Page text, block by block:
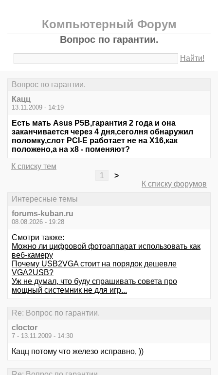
Компьютерный Форум
Вопрос по гарантии.
Найти!
Вопрос по гарантии.
Кацц
13.11.2009 - 14:19
Есть мать Asus P5B,гарантия 2 года и она
заканчивается через 4 дня,сеголня обнаружил
поломку,слот PCI-E работает не на X16,как
положено,а на x8 - поменяют?
К списку тем
1
>
К списку форумов
Интересные темы
forums-kuban.ru
08.08.2026 - 19:28
Смотри также:
Можно ли цифровой фотоаппарат использовать как
веб-камеру
Почему USB2VGA стоит на порядок дешевле
VGA2USB?
Уж не думал, что буду спрашивать совета про
мощный системник не для игр...
Re: Вопрос по гарантии.
cloctor
7 - 13.11.2009 - 14:30
Кацц потому что железо исправно, ))